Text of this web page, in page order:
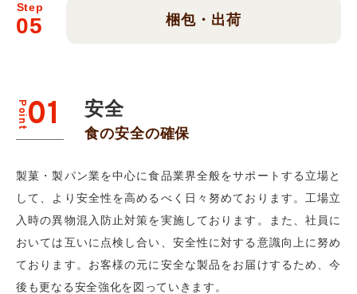
Step
05 梱包・出荷
Point01 安全
食の安全の確保
製菓・製パン業を中心に食品業界全般をサポートする立場と
して、より安全性を高めるべく日々努めております。工場立
入時の異物混入防止対策を実施しております。また、社員に
おいては互いに点検し合い、安全性に対する意識向上に努め
ております。お客様の元に安全な製品をお届けするため、今
後も更なる安全強化を図っていきます。